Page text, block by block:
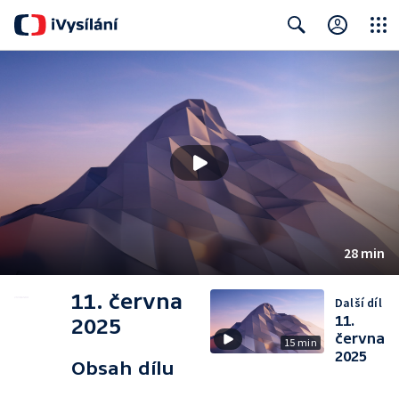
28 min
11. června
2025
Obsah dílu
15 min
Další díl
11.
června
2025